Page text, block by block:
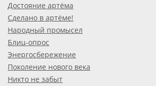
Достояние артёма
Сделано в артёме!
Народный промысел
Блиц-опрос
Энергосбережение
Поколение нового века
Никто не забыт